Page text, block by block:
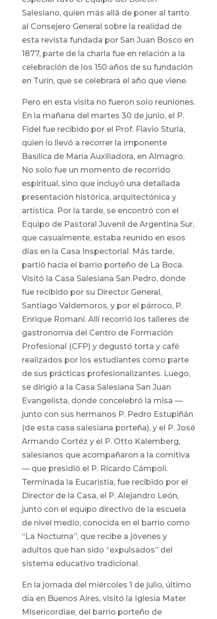
Salesiano, quien más allá de poner al tanto
al Consejero General sobre la realidad de
esta revista fundada por San Juan Bosco en
1877, parte de la charla fue en relación a la
celebración de los 150 años de su fundación
en Turín, que se celebrará el año que viene.
Pero en esta visita no fueron solo reuniones.
En la mañana del martes 30 de junio, el P.
Fidel fue recibido por el Prof. Flavio Sturla,
quien lo llevó a recorrer la imponente
Basílica de María Auxiliadora, en Almagro.
No solo fue un momento de recorrido
espiritual, sino que incluyó una detallada
presentación histórica, arquitectónica y
artística. Por la tarde, se encontró con el
Equipo de Pastoral Juvenil de Argentina Sur,
que casualmente, estaba reunido en esos
días en la Casa Inspectorial. Más tarde,
partió hacia el barrio porteño de La Boca.
Visitó la Casa Salesiana San Pedro, donde
fue recibido por su Director General,
Santiago Valdemoros, y por el párroco, P.
Enrique Romani. Allí recorrió los talleres de
gastronomía del Centro de Formación
Profesional (CFP) y degustó torta y café
realizados por los estudiantes como parte
de sus prácticas profesionalizantes. Luego,
se dirigió a la Casa Salesiana San Juan
Evangelista, donde concelebró la misa —
junto con sus hermanos P. Pedro Estupiñán
(de esta casa salesiana porteña), y el P. José
Armando Cortéz y el P. Otto Kalemberg,
salesianos que acompañaron a la comitiva
— que presidió el P. Ricardo Cámpoli.
Terminada la Eucaristía, fue recibido por el
Director de la Casa, el P. Alejandro León,
junto con el equipo directivo de la escuela
de nivel medio, conocida en el barrio como
“La Nocturna”, que recibe a jóvenes y
adultos que han sido “expulsados” del
sistema educativo tradicional.
En la jornada del miércoles 1 de julio, último
día en Buenos Aires, visitó la Iglesia Mater
Misericordiae, del barrio porteño de